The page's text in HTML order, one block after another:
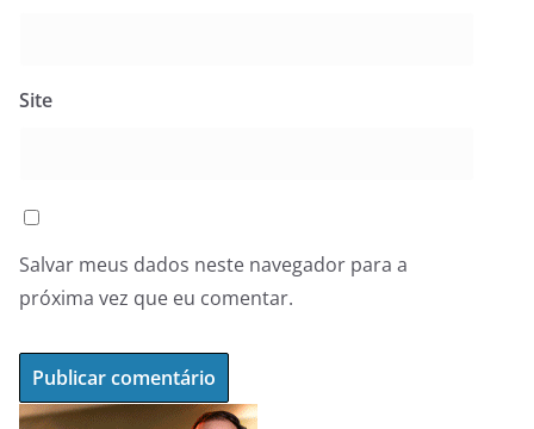
Site
Salvar meus dados neste navegador para a
próxima vez que eu comentar.